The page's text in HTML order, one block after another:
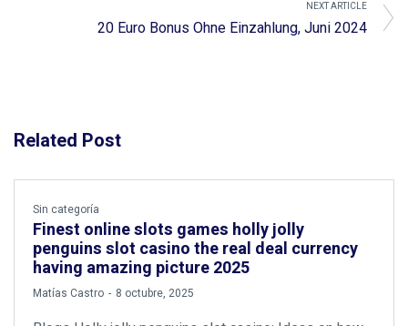
NEXT ARTICLE
20 Euro Bonus Ohne Einzahlung, Juni 2024
Related Post
Sin categoría
Finest online slots games holly jolly
penguins slot casino the real deal currency
having amazing picture 2025
by
Matías Castro 8 octubre, 2025